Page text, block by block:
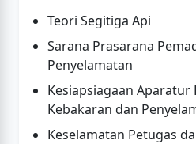
Teori Segitiga Api
Sarana Prasarana
Penyelamatan
Kesiapsiagaan Aparatur
Kebakaran dan
Keselamatan Petugas